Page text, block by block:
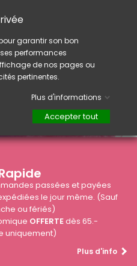
passées et payées
le jour même. (Sauf
ou fériés)
OFFERTEdès 65.-
uniquement)
Plus d'info
garantir son bon
performances
de nos pages ou
pertinentes.
Plus d'informations
Accepter tout